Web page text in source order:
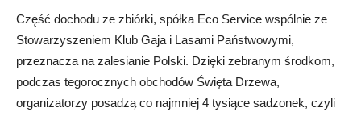
Część dochodu ze zbiórki, spółka Eco Service wspólnie ze
Stowarzyszeniem Klub Gaja i Lasami Państwowymi,
przeznacza na zalesianie Polski. Dzięki zebranym środkom,
podczas tegorocznych obchodów Święta Drzewa,
organizatorzy posadzą co najmniej 4 tysiące sadzonek, czyli